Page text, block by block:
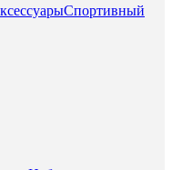
Спортивный